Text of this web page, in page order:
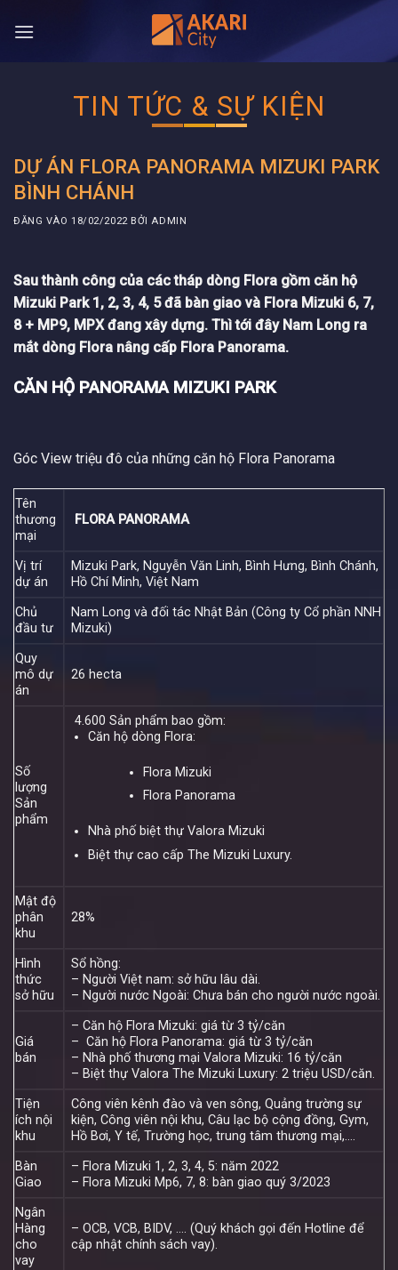
qua
TIN TỨC & SỰ KIỆN
DỰ ÁN FLORA PANORAMA MIZUKI PARK
BÌNH CHÁNH
ĐĂNG VÀO18/02/2022 BỞIADMIN
Sau thành công của các tháp dòng Flora gồm căn hộ
Mizuki Park 1, 2, 3, 4, 5 đã bàn giao và Flora Mizuki 6, 7,
8 + MP9, MPX đang xây dựng. Thì tới đây Nam Long ra
mắt dòng Flora nâng cấp Flora Panorama.
CĂN HỘ PANORAMA MIZUKI PARK
Góc View triệu đô của những căn hộ Flora Panorama
Tên
thương
mại
FLORA PANORAMA
Vị trí
dự án
Mizuki Park, Nguyễn Văn Linh, Bình Hưng, Bình Chánh,
Hồ Chí Minh, Việt Nam
Chủ
đầu tư
Nam Long và đối tác Nhật Bản (Công ty Cổ phần NNH
Mizuki)
Quy
mô dự
án
26 hecta
Số
lượng
Sản
phẩm
4.600 Sản phẩm bao gồm:
Căn hộ dòng Flora:
Flora Mizuki
Flora Panorama
Nhà phố biệt thự Valora Mizuki
Biệt thự cao cấp The Mizuki Luxury.
Mật độ
phân
khu
28%
Hình
thức
sở hữu
Sổ hồng:
– Người Việt nam: sở hữu lâu dài.
– Người nước Ngoài: Chưa bán cho người nước ngoài.
Giá
bán
– Căn hộ Flora Mizuki: giá từ 3 tỷ/căn
– Căn hộ Flora Panorama: giá từ 3 tỷ/căn
– Nhà phố thương mại Valora Mizuki: 16 tỷ/căn
– Biệt thự Valora The Mizuki Luxury: 2 triệu USD/căn.
Tiện
ích nội
khu
Công viên kênh đào và ven sông, Quảng trường sự
kiện, Công viên nội khu, Câu lạc bộ cộng đồng, Gym,
Hồ Bơi, Y tế, Trường học, trung tâm thương mại,….
Bàn
Giao
– Flora Mizuki 1, 2, 3, 4, 5: năm 2022
– Flora Mizuki Mp6, 7, 8: bàn giao quý 3/2023
Ngân
Hàng
cho
vay
– OCB, VCB, BIDV, …. (Quý khách gọi đến Hotline để
cập nhật chính sách vay).